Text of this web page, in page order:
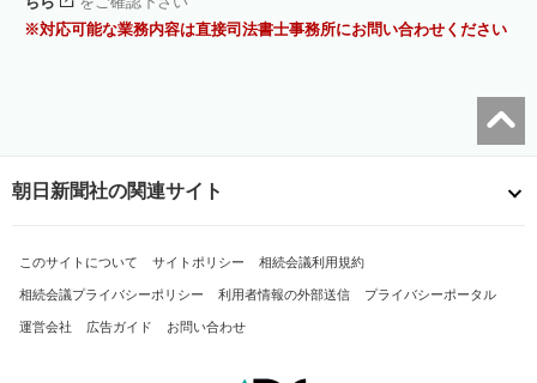
対応可能な業務内容は直接司法書士事務所にお問い合わせください
朝日新聞社の関連サイト
このサイトについて サイトポリシー 相続会議利用規約
相続会議プライバシーポリシー 利用者情報の外部送信 プライバシーポータル
運営会社 広告ガイド お問い合わせ